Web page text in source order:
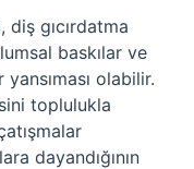
gıcırdatma
baskılar ve
olabilir.
toplulukla
dayandığının